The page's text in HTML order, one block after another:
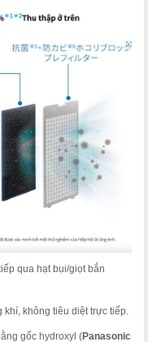
qua hạt bụi/giọt bắn
khí, không tiêu diệt trực tiếp.
gốc hydroxyl (Panasonic